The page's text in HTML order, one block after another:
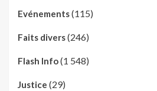
Evénements(115)
Faits divers(246)
Flash Info(1 548)
Justice (29)